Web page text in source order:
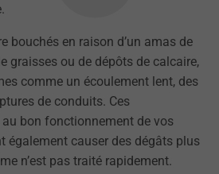
bouchés en raison d’un amas de
graisses ou de dépôts de calcaire,
comme un écoulement lent, des
de conduits. Ces
bon fonctionnement de vos
également causer des dégâts plus
n’est pas traité rapidement.